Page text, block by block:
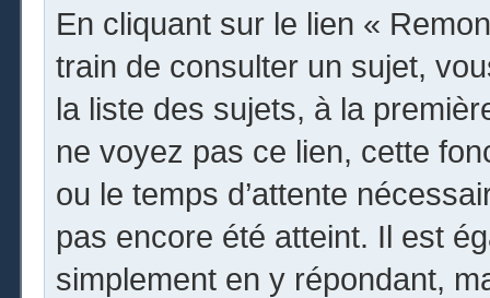
En cliquant sur le lien «
train de consulter un sujet,
la liste des sujets, à la
ne voyez pas ce lien, cette
ou le temps d’attente
pas encore été atteint. Il est
simplement en y répondant,